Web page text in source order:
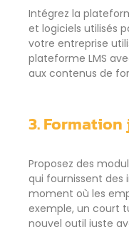
Intégrez la
et logiciels utilisés
votre entreprise
plateforme LMS
aux contenus de
3.
Proposez des
qui fournissent
moment où les
exemple, un court
nouvel outil juste